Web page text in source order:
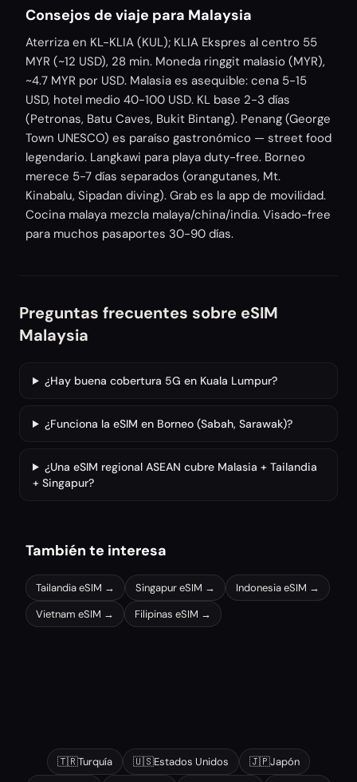
Consejos de viaje para Malaysia
Aterriza en KL-KLIA (KUL); KLIA Ekspres al centro 55
MYR (~12 USD), 28 min. Moneda ringgit malasio (MYR),
~4.7 MYR por USD. Malasia es asequible: cena 5-15
USD, hotel medio 40-100 USD. KL base 2-3 días
(Petronas, Batu Caves, Bukit Bintang). Penang (George
Town UNESCO) es paraíso gastronómico — street food
legendario. Langkawi para playa duty-free. Borneo
merece 5-7 días separados (orangutanes, Mt.
Kinabalu, Sipadan diving). Grab es la app de movilidad.
Cocina malaya mezcla malaya/china/india. Visado-free
para muchos pasaportes 30-90 días.
Preguntas frecuentes sobre eSIM
Malaysia
¿Hay buena cobertura 5G en Kuala Lumpur?
¿Funciona la eSIM en Borneo (Sabah, Sarawak)?
¿Una eSIM regional ASEAN cubre Malasia + Tailandia
+ Singapur?
También te interesa
TailandiaeSIM → SingapureSIM → IndonesiaeSIM →
Vietnam eSIM → Filipinas eSIM →
Otros destinos populares
🇹🇷Turquía 🇺🇸Estados Unidos 🇯🇵Japón